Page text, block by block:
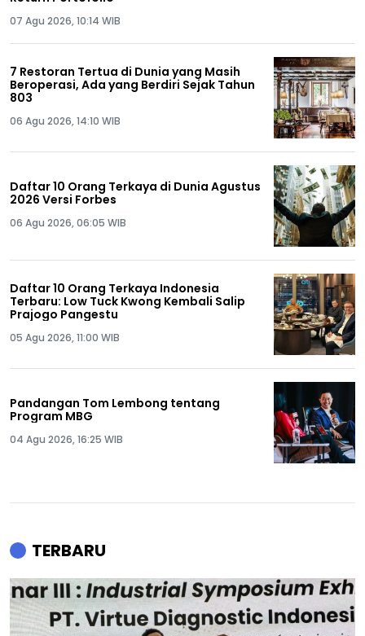
07 Agu 2026, 10:14 WIB
7 Restoran Tertua di Dunia yang Masih
Beroperasi, Ada yang Berdiri Sejak Tahun
803
06 Agu 2026, 14:10 WIB
Daftar 10 Orang Terkaya di Dunia Agustus
2026 Versi Forbes
06 Agu 2026, 06:05 WIB
Daftar 10 Orang Terkaya Indonesia
Terbaru: Low Tuck Kwong Kembali Salip
Prajogo Pangestu
05 Agu 2026, 11:00 WIB
Pandangan Tom Lembong tentang
Program MBG
04 Agu 2026, 16:25 WIB
TERBARU